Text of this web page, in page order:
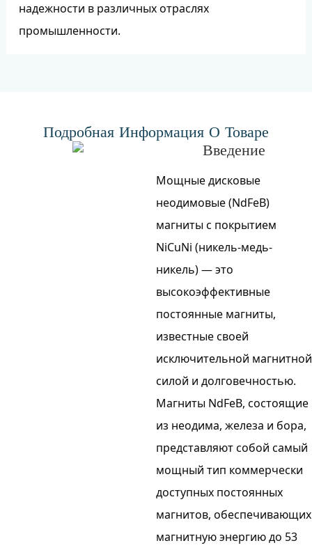
надежности в различных отраслях
промышленности.
Подробная Информация О Товаре
Введение
Мощные дисковые
неодимовые (NdFeB)
магниты с покрытием
NiCuNi (никель-медь-
никель) — это
высокоэффективные
постоянные магниты,
известные своей
исключительной магнитной
силой и долговечностью.
Магниты NdFeB, состоящие
из неодима, железа и бора,
представляют собой самый
мощный тип коммерчески
доступных постоянных
магнитов, обеспечивающих
магнитную энергию до 53